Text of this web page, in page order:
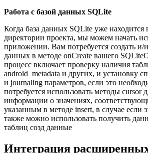
Работа с базой данных SQLite
Когда база данных SQLite уже
директории проекта, мы можем начать
приложении. Вам потребуется создать и/
данных в методе onCreate вашего
процесс включает проверку наличия
android_metadata и других, и установку
и journaling параметров, если это
потребуется использовать методы cursor
информации о значениях,
указанным в методе insert, в случае если
также можно использовать получить
таблиц созд данные
Интеграция